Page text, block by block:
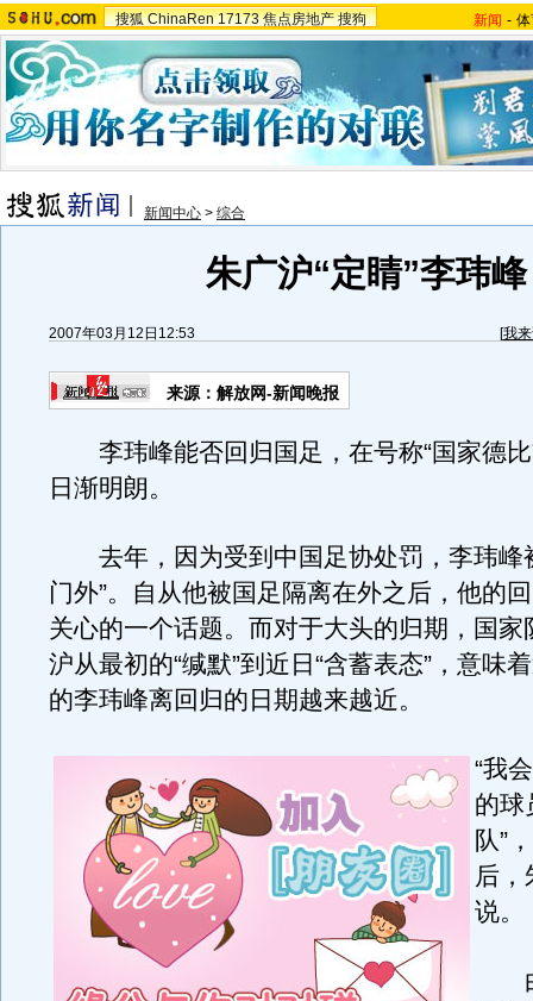
搜狐 ChinaRen 17173 焦点房地产 搜狗 新闻 -
新闻中心 > 综合
朱广沪“定睛”李玮峰
2007年03月12日12:53 [我
来源：解放网-新闻晚报
李玮峰能否回归国足，在号称“国家德比
日渐明朗。
去年，因为受到中国足协处罚，李玮峰
门外”。自从他被国足隔离在外之后，他的
关心的一个话题。而对于大头的归期，国家
沪从最初的“缄默”到近日“含蓄表态”，意味
的李玮峰离回归的日期越来越近。
“我
的球
队”
后，
说。
由